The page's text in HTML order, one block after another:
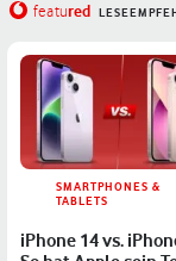
featured
SMARTPHONES &
TABLETS
iPhone 14 vs.